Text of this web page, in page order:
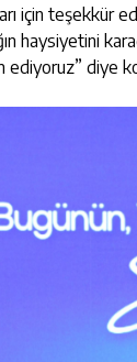
için
haysiyetini
diye